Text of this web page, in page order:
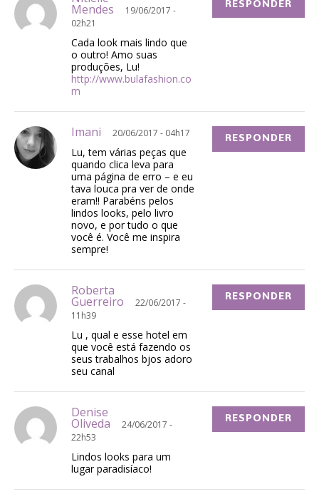
Mendes
19/06/2017 -
02h21
Cada look mais lindo que
o outro! Amo suas
produções, Lu!
http://www.bulafashion.co
m
RESPONDER
Imani 20/06/2017 - 04h17
Lu, tem várias peças que
quando clica leva para
uma página de erro – e eu
tava louca pra ver de onde
eram!! Parabéns pelos
lindos looks, pelo livro
novo, e por tudo o que
você é. Você me inspira
sempre!
RESPONDER
Roberta
Guerreiro
22/06/2017 -
11h39
Lu , qual e esse hotel em
que você está fazendo os
seus trabalhos bjos adoro
seu canal
RESPONDER
Denise
Oliveda
24/06/2017 -
22h53
Lindos looks para um
lugar paradisíaco!
RESPONDER